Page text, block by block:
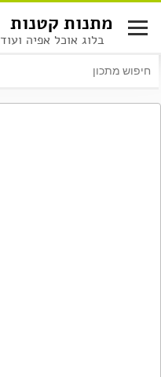
לתוכן
מתנות קטנות
בלוג אוכל אפיה ועוד